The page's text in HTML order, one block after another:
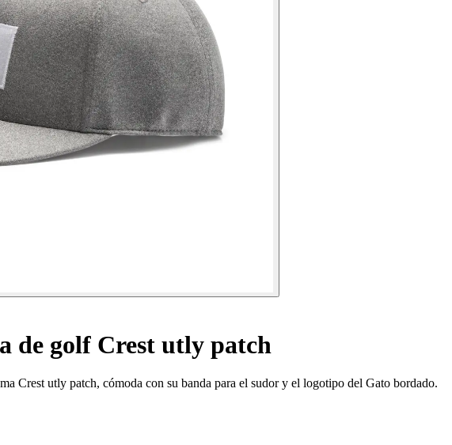
de golf Crest utly patch
Crest utly patch, cómoda con su banda para el sudor y el logotipo del Gato bordado.